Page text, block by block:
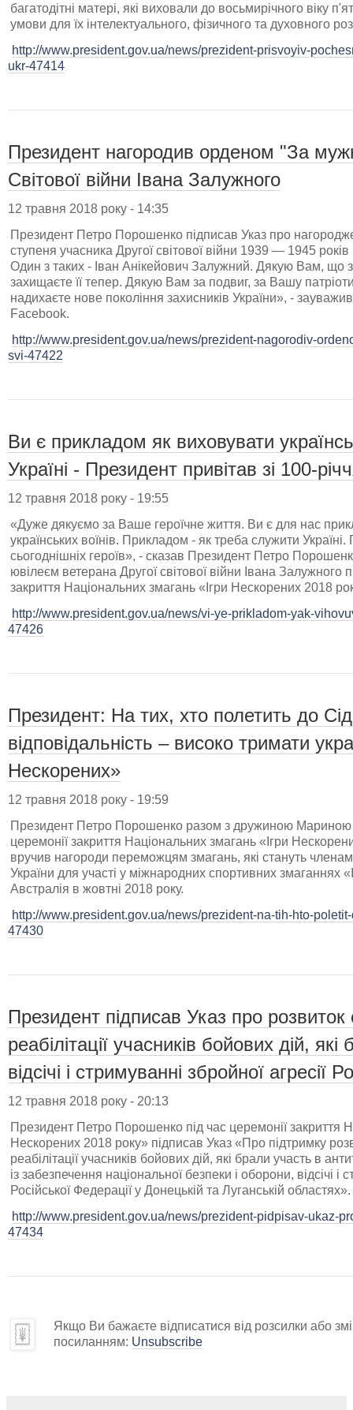
багатодітні матері, які виховали до восьмирічного віку
умови для їх інтелектуального, фізичного та духовного
http://www.president.gov.ua/news/prezident-prisvoyiv-
ukr-47414
Президент нагородив орденом "За
Світової війни Івана Залужного
12 травня 2018 року - 14:35
Президент Петро Порошенко підписав Указ про
ступеня учасника Другої світової війни 1939 — 1945
Один з таких - Іван Анікейович Залужний. Дякую Вам, що
захищаєте її тепер. Дякую Вам за подвиг, за Вашу
надихаєте нове покоління захисників України», -
Facebook.
http://www.president.gov.ua/news/prezident-nagorodiv-
svi-47422
Ви є прикладом як виховувати
Україні - Президент привітав зі 100-
12 травня 2018 року - 19:55
«Дуже дякуємо за Ваше героїчне життя. Ви є для нас
українських воїнів. Прикладом - як треба служити
сьогоднішніх героїв», - сказав Президент Петро
ювілеєм ветерана Другої світової війни Івана Залужного
закриття Національних змагань «Ігри Нескорених 2018
http://www.president.gov.ua/news/vi-ye-prikladom-yak-
47426
Президент: На тих, хто полетить до
відповідальність – високо тримати
Нескорених»
12 травня 2018 року - 19:59
Президент Петро Порошенко разом з дружиною Мариною
церемонії закриття Національних змагань «Ігри
вручив нагороди переможцям змагань, які стануть
України для участі у міжнародних спортивних змаганнях
Австралія в жовтні 2018 року.
http://www.president.gov.ua/news/prezident-na-tih-hto-
47430
Президент підписав Указ про розвиток
реабілітації учасників бойових дій,
відсічі і стримуванні збройної агресії
12 травня 2018 року - 20:13
Президент Петро Порошенко під час церемонії закриття
Нескорених 2018 року» підписав Указ «Про підтримку
реабілітації учасників бойових дій, які брали участь в
із забезпечення національної безпеки і оборони, відсічі і
Російської Федерації у Донецькій та Луганській областях».
http://www.president.gov.ua/news/prezident-pidpisav-ukaz-
47434
Якщо Ви бажаєте відписатися від розсилки або
посиланням: Unsubscribe